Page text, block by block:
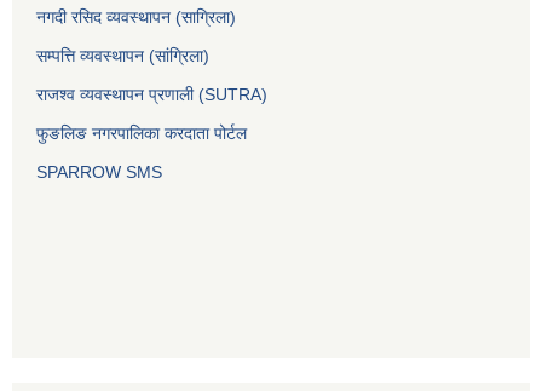
नगदी रसिद व्यवस्थापन (साग्रिला)
सम्पत्ति व्यवस्थापन (सांग्रिला)
राजश्व व्यवस्थापन प्रणाली (SUTRA)
फुङलिङ नगरपालिका करदाता पोर्टल
SPARROW SMS